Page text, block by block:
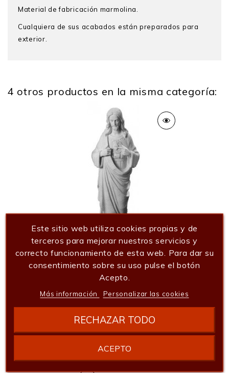
Material de fabricación marmolina.
Cualquiera de sus acabados están preparados para
exterior.
4 otros productos en la misma categoría:
Sagrado Corazon De 50 Cm
San Antonio 75cm
878,46 €
Este sitio web utiliza cookies propias y de
terceros para mejorar nuestros servicios y
correcto funcionamiento de esta web. Para dar su
consentimiento sobre su uso pulse el botón
Acepto.
Más información Personalizar las cookies
RECHAZAR TODO
ACEPTO